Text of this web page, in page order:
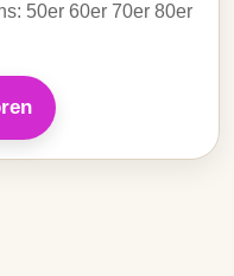
50er 60er 70er 80er